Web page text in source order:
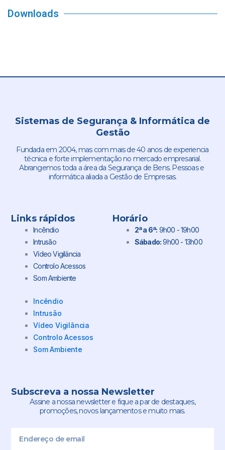
Downloads
Sistemas de Segurança & Informática de
Gestão
Fundada em 2004, mas com mais de 40 anos de experiencia
técnica e forte implementação no mercado empresarial.
Abrangemos toda a área da Segurança de Bens. Pessoas e
informática aliada a Gestão de Empresas.
Links rápidos
Incêndio
Intrusão
Vídeo Vigilância
Controlo Acessos
Som Ambiente
Incêndio
Intrusão
Vídeo Vigilância
Controlo Acessos
Som Ambiente
Horário
2ª a 6ª: 9h00 - 19h00
Sábado:9h00 - 13h00
Subscreva a nossa Newsletter
Assine a nossa newsletter e fique a par de destaques,
promoções, novos lançamentos e muito mais.